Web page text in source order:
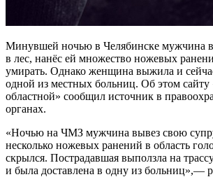
Минувшей ночью в Челябинске мужчина
в лес, нанёс ей множество ножевых
умирать. Однако женщина выжила и
одной из местных больниц. Об этом
областной» сообщил источник в
органах.
«Ночью на ЧМЗ мужчина вывез свою
несколько ножевых ранений в область
скрылся. Пострадавшая выползла на
и была доставлена в одну из больниц»,—